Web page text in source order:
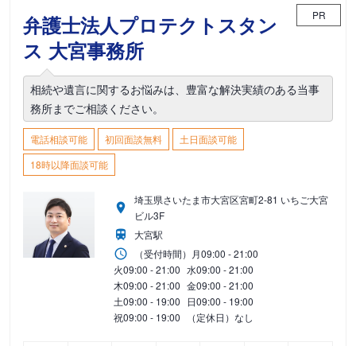
弁護士法人プロテクトスタン
ス 大宮事務所
PR
相続や遺言に関するお悩みは、豊富な解決実績のある当事
務所までご相談ください。
電話相談可能 初回面談無料
土日面談可能
18時以降面談可能
埼玉県さいたま市大宮区宮町2-81 いちご大宮
ビル3F
大宮駅
（受付時間） 月09:00 - 21:00
火09:00 - 21:00 水09:00 - 21:00
木09:00 - 21:00 金09:00 - 21:00
土09:00 - 19:00 日09:00 - 19:00
祝09:00 - 19:00 （定休日）なし